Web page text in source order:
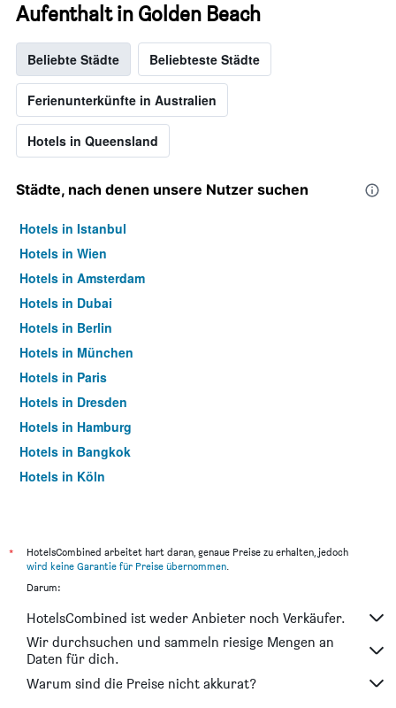
Aufenthalt in Golden Beach
Beliebte Städte Beliebteste Städte
Ferienunterkünfte in Australien
Hotels in Queensland
Städte, nach denen unsere Nutzer suchen
Hotels in Istanbul
Hotels in Wien
Hotels in Amsterdam
Hotels in Dubai
Hotels in Berlin
Hotels in München
Hotels in Paris
Hotels in Dresden
Hotels in Hamburg
Hotels in Bangkok
Hotels in Köln
*
HotelsCombined arbeitet hart daran, genaue Preise zu erhalten, jedoch
wird keine Garantie für Preise übernommen.
Darum:
HotelsCombined ist weder Anbieter noch Verkäufer.
Wir durchsuchen und sammeln riesige Mengen an
Daten für dich.
Warum sind die Preise nicht akkurat?